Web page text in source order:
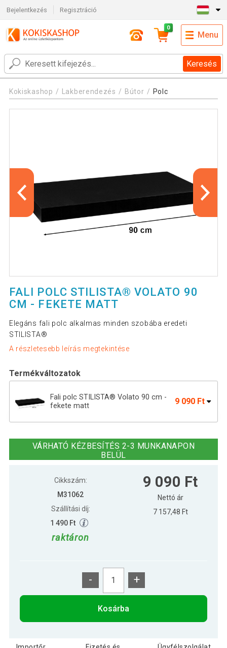
Bejelentkezés Regisztráció
Keresés
0
Menu
Kokiskashop Lakberendezés Bútor Polc
FALI POLC STILISTA® VOLATO 90
CM - FEKETE MATT
Elegáns fali polc alkalmas minden szobába eredeti
STILISTA®
A részletesebb leírás megtekintése
Termékváltozatok
Fali polc STILISTA® Volato 90 cm -
fekete matt
9 090 Ft
fekete matt
fekete matt
7 890 Ft
STILISTA Fali polc Volato 50 cm fekete 5 390 Ft
VÁRHATÓ KÉZBESÍTÉS 2-3 MUNKANAPON
BELÜL
Cikkszám:
M31062
Szállítási díj:
1 490 Ft
raktáron
9 090 Ft
Nettó ár
7 157,48 Ft
- +
Kosárba